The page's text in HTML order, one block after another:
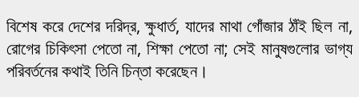
বিশেষ করে দেশের দরিদ্র, ক্ষুধার্ত, যাদের মাথা গোঁজার ঠাঁই ছিল না,
রোগের চিকিৎসা পেতো না, শিক্ষা পেতো না; সেই মানুষগুলোর ভাগ্য
পরিবর্তনের কথাই তিনি চিন্তা করেছেন।